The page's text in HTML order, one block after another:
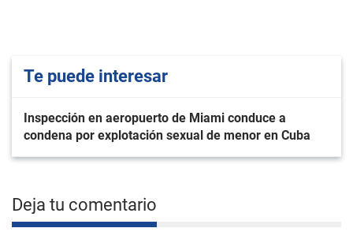
Te puede interesar
Inspección en aeropuerto de Miami conduce a
condena por explotación sexual de menor en Cuba
Deja tu comentario